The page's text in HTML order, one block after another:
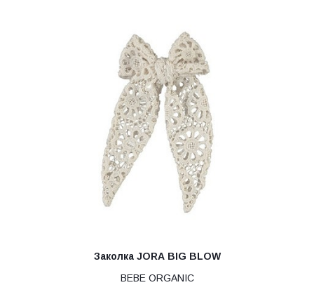
Заколка JORA BIG BLOW
BEBE ORGANIC